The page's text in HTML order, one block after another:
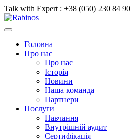
Talk with Expert : +38 (050) 230 84 90
Головна
Про нас
Про нас
Історія
Новини
Наша команда
Партнери
Послуги
Навчання
Внутрішній аудит
Сертифікація